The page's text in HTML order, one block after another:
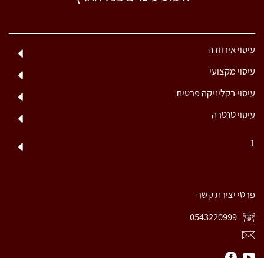
עיסוי אירוודה
עיסוי מקצועי
עיסוי בקליניקה פרטית
עיסוי טנטרה
1
פרטי יצירת קשר